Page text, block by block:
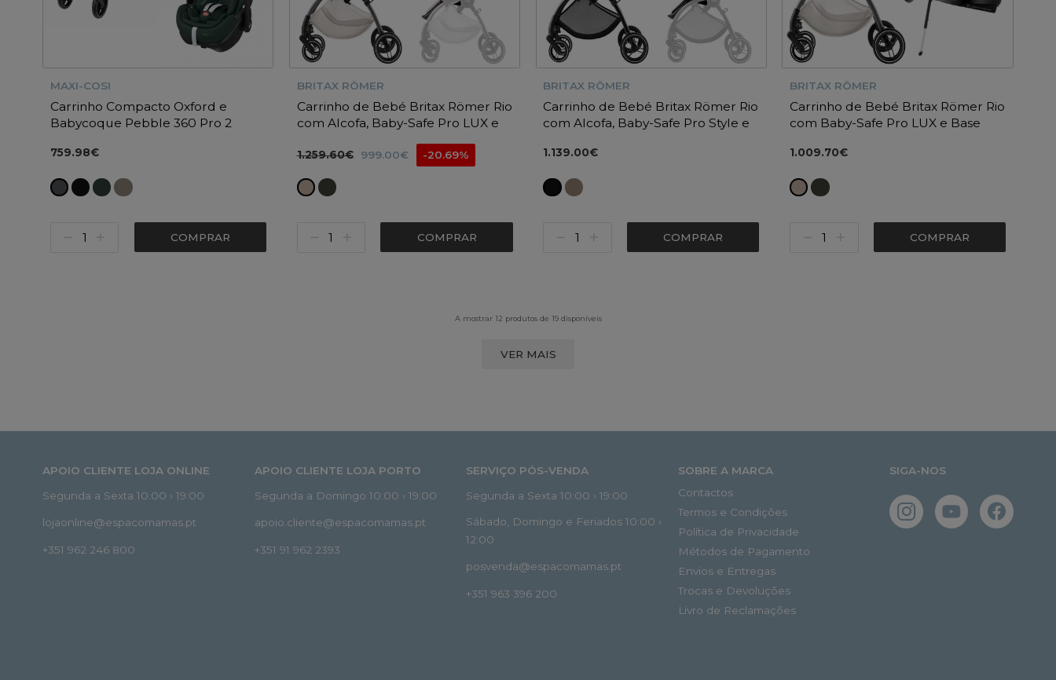
MAXI-COSI
Carrinho Compacto Oxford e
Babycoque Pebble 360 Pro 2
759.98€
COMPRAR
BRITAX RÖMER
Carrinho de Bebé Britax Römer Rio
com Alcofa, Baby-Safe Pro LUX e
1.259.60€ 999.00€ -20.69%
COMPRAR
BRITAX RÖMER
Carrinho de Bebé Britax Römer Rio
com Alcofa, Baby-Safe Pro Style e
1.139.00€
COMPRAR
BRITAX RÖMER
Carrinho de Bebé Britax Römer Rio
com Baby-Safe Pro LUX e Base
1.009.70€
COMPRAR
A mostrar 12 produtos de 19 disponíveis
VER MAIS
APOIO CLIENTE LOJA ONLINE
Segunda a Sexta 10:00 › 19:00
lojaonline@espacomamas.pt
+351 962 246 800
APOIO CLIENTE LOJA PORTO
Segunda a Domingo 10:00 › 19:00
apoio.cliente@espacomamas.pt
+351 91 962 2393
SERVIÇO PÓS-VENDA
Segunda a Sexta 10:00 › 19:00
Sábado, Domingo e Feriados 10:00 ›
12:00
posvenda@espacomamas.pt
+351 963 396 200
SOBRE A MARCA
Contactos
Termos e Condições
Política de Privacidade
Métodos de Pagamento
Envios e Entregas
Trocas e Devoluções
Livro de Reclamações
SIGA-NOS